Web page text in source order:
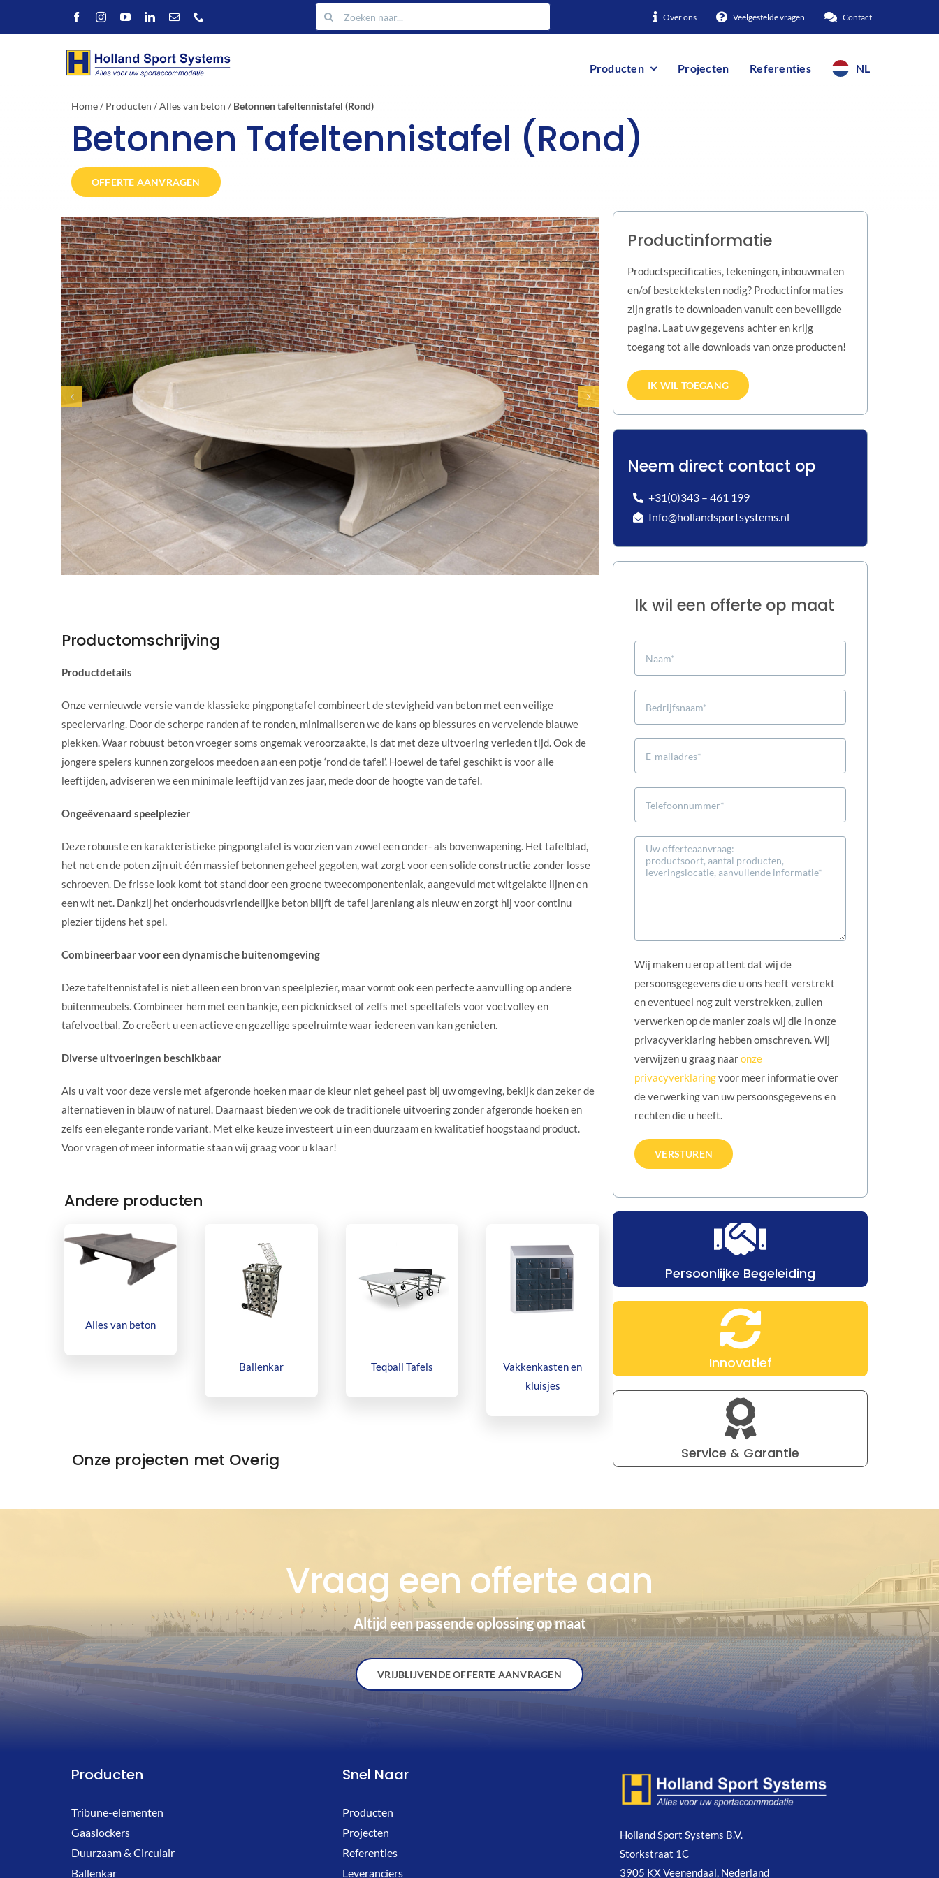
Zoeken
naar:
Over ons Veelgestelde vragen Contact
Producten Projecten Referenties NL
Home/ Producten /Alles van beton / Betonnen tafeltennistafel (Rond)
Betonnen Tafeltennistafel (Rond)
OFFERTE AANVRAGEN
Productomschrijving
Productdetails
Onze vernieuwde versie van de klassieke pingpongtafel combineert de stevigheid van beton met een veilige
speelervaring. Door de scherpe randen af te ronden, minimaliseren we de kans op blessures en vervelende blauwe
plekken. Waar robuust beton vroeger soms ongemak veroorzaakte, is dat met deze uitvoering verleden tijd. Ook de
jongere spelers kunnen zorgeloos meedoen aan een potje ‘rond de tafel’. Hoewel de tafel geschikt is voor alle
leeftijden, adviseren we een minimale leeftijd van zes jaar, mede door de hoogte van de tafel.
Ongeëvenaard speelplezier
Deze robuuste en karakteristieke pingpongtafel is voorzien van zowel een onder- als bovenwapening. Het tafelblad,
het net en de poten zijn uit één massief betonnen geheel gegoten, wat zorgt voor een solide constructie zonder losse
schroeven. De frisse look komt tot stand door een groene tweecomponentenlak, aangevuld met witgelakte lijnen en
een wit net. Dankzij het onderhoudsvriendelijke beton blijft de tafel jarenlang als nieuw en zorgt hij voor continu
plezier tijdens het spel.
Combineerbaar voor een dynamische buitenomgeving
Deze tafeltennistafel is niet alleen een bron van speelplezier, maar vormt ook een perfecte aanvulling op andere
buitenmeubels. Combineer hem met een bankje, een picknickset of zelfs met speeltafels voor voetvolley en
tafelvoetbal. Zo creëert u een actieve en gezellige speelruimte waar iedereen van kan genieten.
Diverse uitvoeringen beschikbaar
Als u valt voor deze versie met afgeronde hoeken maar de kleur niet geheel past bij uw omgeving, bekijk dan zeker de
alternatieven in blauw of naturel. Daarnaast bieden we ook de traditionele uitvoering zonder afgeronde hoeken en
zelfs een elegante ronde variant. Met elke keuze investeert u in een duurzaam en kwalitatief hoogstaand product.
Voor vragen of meer informatie staan wij graag voor u klaar!
Andere producten
Alles van beton
Ballenkar Teqball Tafels
Vakkenkasten en
kluisjes
Onze projecten met Overig
Productinformatie
Productspecificaties, tekeningen, inbouwmaten
en/of bestekteksten nodig? Productinformaties
zijngratis te downloaden vanuit een beveiligde
pagina. Laat uw gegevens achter en krijg
toegang tot alle downloads van onze producten!
IK WIL TOEGANG
Neem direct contact op
+31(0)343 – 461 199
Info@hollandsportsystems.nl
Ik wil een offerte op maat
Wij maken u erop attent dat wij de
persoonsgegevens die u ons heeft verstrekt
en eventueel nog zult verstrekken, zullen
verwerken op de manier zoals wij die in onze
privacyverklaring hebben omschreven. Wij
verwijzen u graag naaronze
privacyverklaringvoor meer informatie over
de verwerking van uw persoonsgegevens en
rechten die u heeft.
Persoonlijke Begeleiding
Innovatief
Service & Garantie
Vraag een offerte aan
Altijd een passende oplossing op maat
VRIJBLIJVENDE OFFERTE AANVRAGEN
Producten
Tribune-elementen
Gaaslockers
Duurzaam & Circulair
Ballenkar
Snel Naar
Producten
Projecten
Referenties
Leveranciers
Holland Sport Systems B.V.
Storkstraat 1C
3905 KX Veenendaal, Nederland